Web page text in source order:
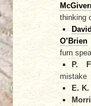
thinking
O’Brien
furn
P.
mistake
E.